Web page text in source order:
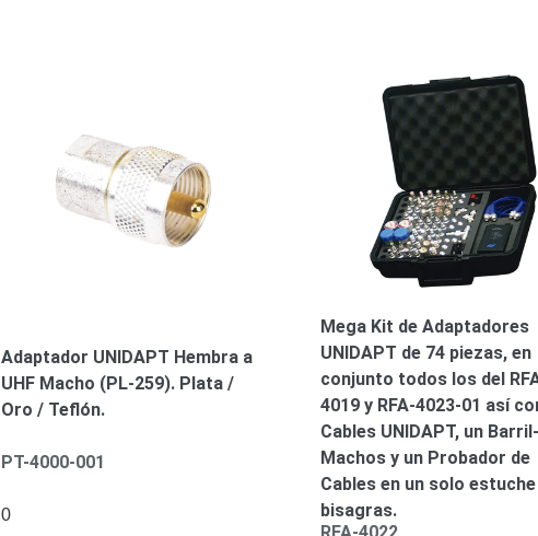
Adaptador UNIDAPT Hembra a
UHF Macho (PL-259). Plata /
Oro / Teflón.
PT-4000-001
0
Mega Kit de Adaptadores
UNIDAPT de 74 piezas, en
conjunto todos los del
4019 y RFA-4023-01 así
Cables UNIDAPT, un Barril-
Machos y un Probador de
Cables en un solo
bisagras.